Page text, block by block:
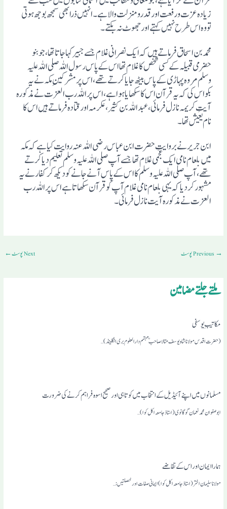
زیادہ عزت ورفعت اورقدرو منزلت والا ہے۔ انہیں ذرا بھی سمجھ بوجھ ہوتی
تووہ اس طرح نہیں کہتے اور جھوٹ نہ بکتے ۔
محمد بن اسحاق فرماتے ہیں کہ ایک نصرانی غلام جسے جبیر کہا جاتا تھا ،جو بنو
حضرمی قبیلہ کے کسی شخص کا غلام تھا اس کے پاس رسول اللہ صلی اللہ علیہ
وسلم مروہ پہاڑی کے پاس بیٹھ جایا کرتے تھے، اس پر مشرکینِ مکہ نے یہ
بکواس کی کہ یہ قرآن اس کا سکھا یا ہو ا ہے، اس پراللہ رب العزت نے مذکورہ
آیتِ کریمہ نازل فرمائی ، عبد اللہ بن کثیر، عکرمہ اورقتادہ فرماتے ہیں اس کا
نام یعیش تھا۔
ابن جریر نے بروایتِ حضرت ابن عباس رضی اللہ عنہ روایت کیا ہے کہ مکہ
میں بلعام نامی ایک عجمی غلام تھا جسے آپ صلی اللہ علیہ وسلم تعلیم دیا کرتے
تھے، آپ صلی اللہ علیہ وسلم کا اس کے پاس آنے جانے کودیکھ کرکفار نے یہ
مشہور کردیا کہ یہی بلعام نامی غلام آپ کو قرآن سکھاتا ہے اس پراللہ رب
العزت نے مذکورہ آیت نازل فرمائی۔
→ Next پوسٹ ←
ملتے جلتے مضامین
مکاتیبِ یوسفی
(حضرت اقدس مولانا شاہ یوسف متالا صاحبمہتمم دارالعلوم بری انگلینڈ)…
مسلمانوں میں اپنے آئیڈیل کے انتخاب میں کوتاہی اور صحیح اسوہ فراہم کرنے کی ضرورت
ابو صفوان محمد نعمان گوگانوی(استاذ جامعہ اکل کوا) …
ہمارا ایمان اور اس کے تقاضے
مولانا سلیمان اختر(استاذ جامعہ اکل کوا) ایمانی صفات اور خصلتیں:…